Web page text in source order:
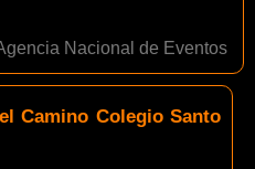
Nacional de Eventos
Camino Colegio Santo